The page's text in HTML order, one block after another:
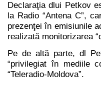
Declaraţia dlui Petkov
la Radio “Antena C”,
prezenţei în emisiunile
realizată monitorizarea
Pe de altă parte, dl
“privilegiat în mediile
“Teleradio-Moldova”.